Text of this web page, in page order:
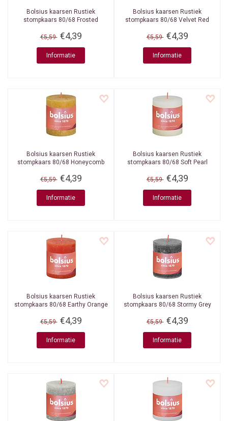
Bolsius kaarsen Rustiek
stompkaars 80/68 Frosted
€5,59 €4,39
Informatie
Bolsius kaarsen Rustiek
stompkaars 80/68 Velvet Red
€5,59 €4,39
Informatie
Bolsius kaarsen Rustiek
stompkaars 80/68 Honeycomb
€5,59 €4,39
Informatie
Bolsius kaarsen Rustiek
stompkaars 80/68 Soft Pearl
€5,59 €4,39
Informatie
Bolsius kaarsen Rustiek
stompkaars 80/68 Earthy Orange
€5,59 €4,39
Informatie
Bolsius kaarsen Rustiek
stompkaars 80/68 Stormy Grey
€5,59 €4,39
Informatie